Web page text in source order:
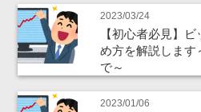
2023/03/24
【初心者必見】
め方を解説します
で～
2023/01/06